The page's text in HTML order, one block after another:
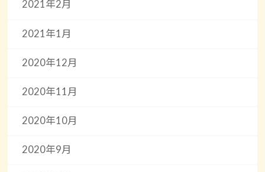
2021年2月
2021年1月
2020年12月
2020年11月
2020年10月
2020年9月